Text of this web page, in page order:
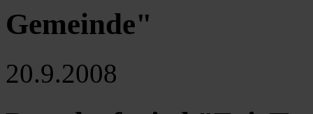
Gemeinde"
20.9.2008